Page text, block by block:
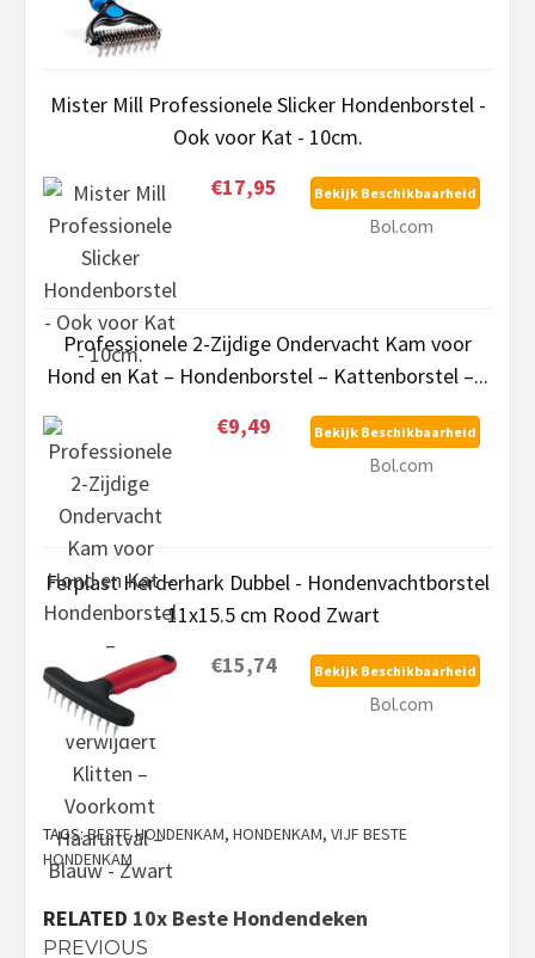
Mister Mill Professionele Slicker Hondenborstel -
Ook voor Kat - 10cm.
€17,95
Bekijk Beschikbaarheid
Bol.com
Professionele 2-Zijdige Ondervacht Kam voor
Hond en Kat – Hondenborstel – Kattenborstel –...
€9,49
Bekijk Beschikbaarheid
Bol.com
Ferplast Herderhark Dubbel - Hondenvachtborstel
- 11x15.5 cm Rood Zwart
€15,74
Bekijk Beschikbaarheid
Bol.com
TAGS:BESTE HONDENKAM, HONDENKAM, VIJF BESTE
HONDENKAM
RELATED 10x Beste Hondendeken
PREVIOUS